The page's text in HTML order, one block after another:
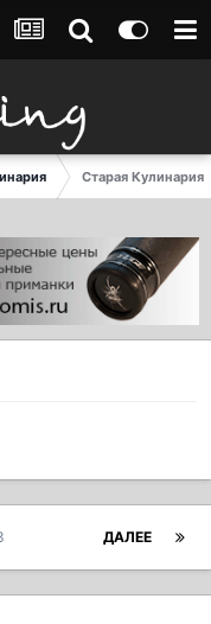
Старая Кулинария
ДАЛЕЕ